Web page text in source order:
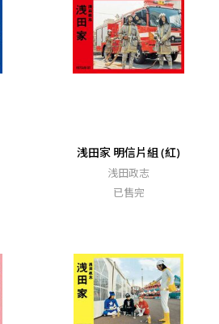
浅田家 明信片組 (紅)
浅田政志
已售完